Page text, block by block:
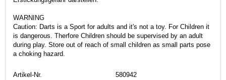
WARNING
Caution: Darts is a Sport for adults and it's not a toy. For Children it
is dangerous. Therfore Children should be supervised by an adult
during play. Store out of reach of small children as small parts pose
a choking hazard.
Artikel-Nr.
580942